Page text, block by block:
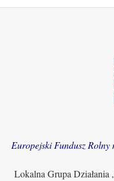
Europejski Fundusz
Lokalna Grupa Działania